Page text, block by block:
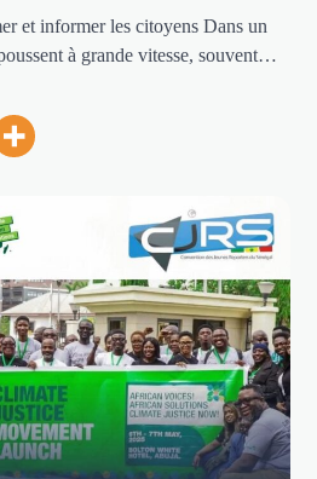
et informer les citoyens Dans un
à grande vitesse, souvent…